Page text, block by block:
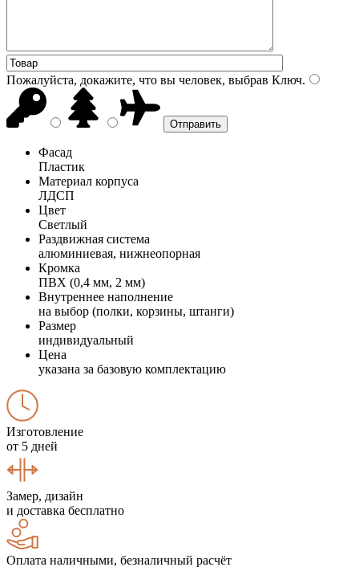
Пожалуйста, докажите, что вы человек, выбрав Ключ.
Фасад
Пластик
Материал корпуса
ЛДСП
Цвет
Светлый
Раздвижная система
алюминиевая, нижнеопорная
Кромка
ПВХ (0,4 мм, 2 мм)
Внутреннее наполнение
на выбор (полки, корзины, штанги)
Размер
индивидуальный
Цена
указана за базовую комплектацию
Изготовление
от 5 дней
Замер, дизайн
и доставка бесплатно
Оплата наличными, безналичный расчёт